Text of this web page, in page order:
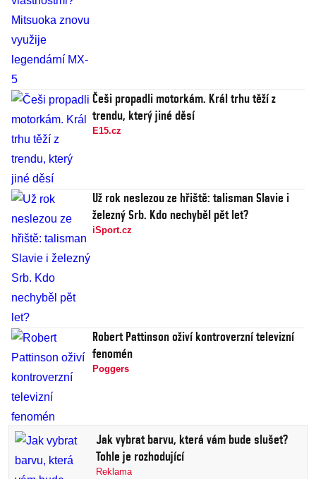
Češi propadli motorkám. Král trhu těží z
trendu, který jiné děsí
E15.cz
Už rok neslezou ze hřiště: talisman Slavie i
železný Srb. Kdo nechyběl pět let?
iSport.cz
Robert Pattinson oživí kontroverzní televizní
fenomén
Poggers
Jak vybrat barvu, která vám bude slušet?
Tohle je rozhodující
Reklama